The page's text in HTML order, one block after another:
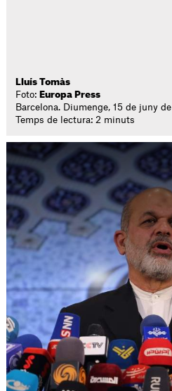
Lluís Tomàs
Foto: Europa Press
Barcelona. Diumenge, 15 de juny
Temps de lectura: 2 minuts